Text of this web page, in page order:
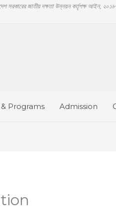
সরকারের জাতীয় দক্ষতা উন্নয়ন কর্তৃপক্ষ আইন,
Programs Admission